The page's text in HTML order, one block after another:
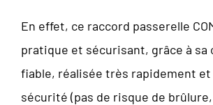
En effet, ce raccord passerelle
pratique et sécurisant, grâce à sa
fiable, réalisée très rapidement
sécurité (pas de risque de